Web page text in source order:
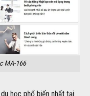
MA-166
học phổ biến nhất tại